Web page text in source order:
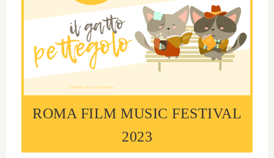
ROMA FILM MUSIC FESTIVAL
2023